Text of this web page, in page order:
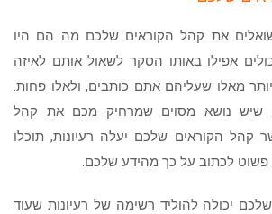
את קהל הקוראים שלכם מה הם היו
אפילו באותו הסקר לשאול אותם לאיזה
מאלו שעליהם אתם כותבים, ולאלו פחות.
שיש נושא מסוים שמרחיק מכם את קהל
קהל הקוראים שלכם יעלה רעיונות, תוכלו
לכתוב על כך מהידע שלכם.
יכולה להוליד רשימה של רעיונות שעוד